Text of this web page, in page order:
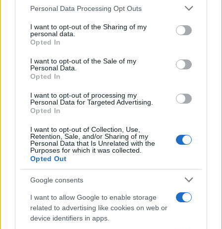
Please note that this website/app uses one or more Google
not limited to your visit or usage behaviour. You may click to
grant or deny consent to Google and its third-party tags to
use your data for below specified purposes in below Google
consent section.
Personal Data Processing Opt Outs
I want to opt-out of the Sharing of my
personal data.
Opted In
I want to opt-out of the Sale of my
Personal Data.
Opted In
I want to opt-out of processing my
Personal Data for Targeted Advertising.
Opted In
I want to opt-out of Collection, Use,
Retention, Sale, and/or Sharing of my
Personal Data that Is Unrelated with the
Purposes for which it was collected.
Opted Out
Google consents
I want to allow Google to enable storage
related to advertising like cookies on web or
device identifiers in apps.
Μεταξύ άλλων, η Κοσμητεία αποφάσισε να συνδράμει την
οικογένειά του στη νομική της υποστήριξη ενώπιον των
που δικαιούται. Η Κοσμητεία θα συμμετάσχει στην εξόδιο
ακολουθία που θα γίνει τη Δευτέρα, στο ναό Αποστόλων
Πέτρου και Παύλου του Αυγόρου Κύπρου. Αντί στεφάνου,
ευρώ για την αποπεράτωση των έργων συντήρησης του
αναζήτηση της Google
Πρόσθεσέ το στηνGoogle
ΚΟΙΝΩΝΙΑ ΤΕΜΠΗ